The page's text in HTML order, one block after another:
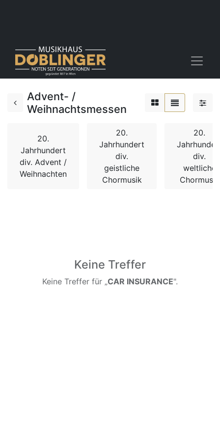
Advent- /
Weihnachtsmessen
20.
Jahrhundert
div. Advent /
Weihnachten
20.
Jahrhundert
div.
geistliche
Chormusik
20.
div.
weltliche
Chormusik
Keine Treffer
Keine Treffer für „CAR INSURANCE".